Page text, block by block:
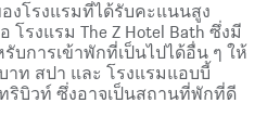
องโรงแรมที่ได้รับคะแนนสูง
รงแรม The Z Hotel Bath ซึ่งมี
บการเข้าพักที่เป็นไปได้อื่น ๆ ให้
าท สปา และ โรงแรมแอบบี้
ริบิวท์ ซึ่งอาจเป็นสถานที่พักที่ดี